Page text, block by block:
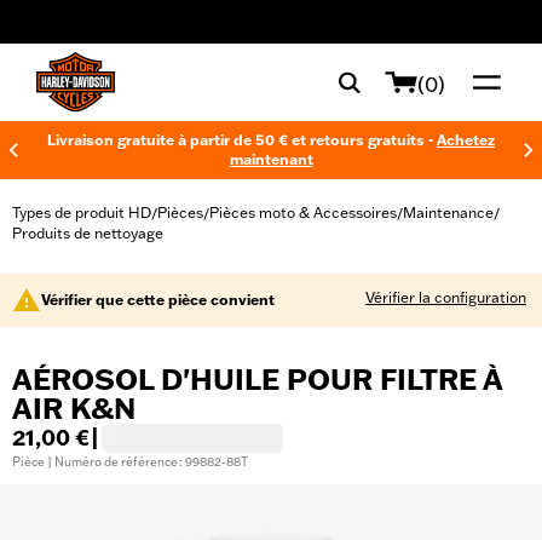
(0)
Livraison gratuite à partir de 50 € et retours gratuits - Achetez
maintenant
Types de produit HD/Pièces/Pièces moto & Accessoires/Maintenance/
Produits de nettoyage
Vérifier que cette pièce convient Vérifier la configuration
AÉROSOL D'HUILE POUR FILTRE À
AIR K&N
21,00 €
Pièce | Numéro de référence : 99882-88T